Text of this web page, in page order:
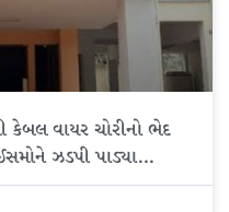
કેબલ વાયર ચોરીનો ભેદ
ઝડપી પાડ્યા…